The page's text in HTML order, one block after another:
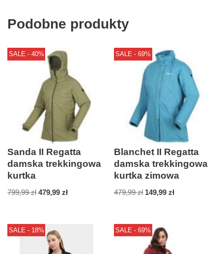
Podobne produkty
SALE - 40%
Sanda II Regatta
damska trekkingowa
kurtka
799,99zł 479,99 zł
SALE - 69%
Blanchet II Regatta
damska trekkingowa
kurtka zimowa
479,99zł 149,99zł
SALE - 18% SALE - 69%